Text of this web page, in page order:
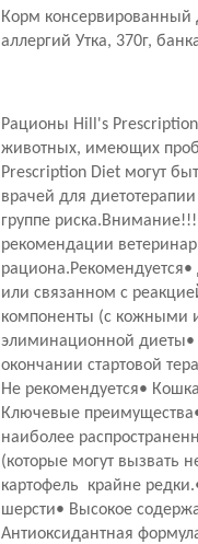
Корм консервированный
аллергий Утка, 370г,
Рационы Hill's
животных, имеющих
Prescription Diet могут
врачей для
группе
рекомендации
или связанном с
компоненты (с кожными
элиминационной диеты•
окончании стартовой
Не рекомендуется•
Ключевые
наиболее
(которые могут вызвать
картофель крайне
шерсти• Высокое
Антиоксидантная